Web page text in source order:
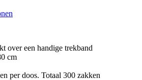
over een handige trekband
cm
per doos. Totaal 300 zakken